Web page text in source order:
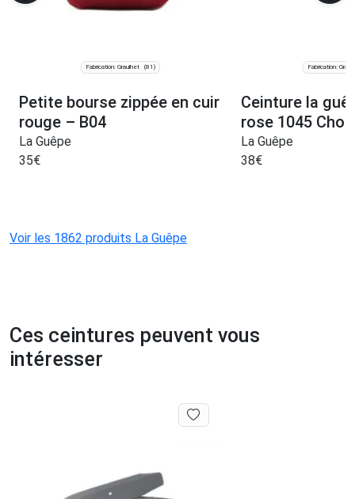
Fabrication: Graulhet (81)
Petite bourse zippée en cuir
rouge – B04
La Guêpe
35€
Fabrication:
Ceinture la
rose 1045
La Guêpe
38€
Voir les 1862 produits La Guêpe
Ces ceintures peuvent vous
intéresser